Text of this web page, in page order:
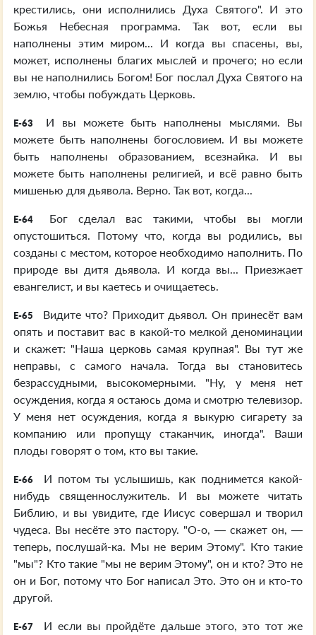
крестились, они исполнились Духа Святого". И это
Божья Небесная программа. Так вот, если вы
наполнены этим миром... И когда вы спасены, вы,
может, исполнены благих мыслей и прочего; но если
вы не наполнились Богом! Бог послал Духа Святого на
землю, чтобы побуждать Церковь.
E-63
И вы можете быть наполнены мыслями. Вы
можете быть наполнены богословием. И вы можете
быть наполнены образованием, всезнайка. И вы
можете быть наполнены религией, и всё равно быть
мишенью для дьявола. Верно. Так вот, когда...
E-64
Бог сделал вас такими, чтобы вы могли
опустошиться. Потому что, когда вы родились, вы
созданы с местом, которое необходимо наполнить. По
природе вы дитя дьявола. И когда вы... Приезжает
евангелист, и вы каетесь и очищаетесь.
E-65
Видите что? Приходит дьявол. Он принесёт вам
опять и поставит вас в какой-то мелкой деноминации
и скажет: "Наша церковь самая крупная". Вы тут же
неправы, с самого начала. Тогда вы становитесь
безрассудными, высокомерными. "Ну, у меня нет
осуждения, когда я остаюсь дома и смотрю телевизор.
У меня нет осуждения, когда я выкурю сигарету за
компанию или пропущу стаканчик, иногда". Ваши
плоды говорят о том, кто вы такие.
E-66
И потом ты услышишь, как поднимется какой-
нибудь священнослужитель. И вы можете читать
Библию, и вы увидите, где Иисус совершал и творил
чудеса. Вы несёте это пастору. "О-о, — скажет он, —
теперь, послушай-ка. Мы не верим Этому". Кто такие
"мы"? Кто такие "мы не верим Этому", он и кто? Это не
он и Бог, потому что Бог написал Это. Это он и кто-то
другой.
E-67
И если вы пройдёте дальше этого, это тот же